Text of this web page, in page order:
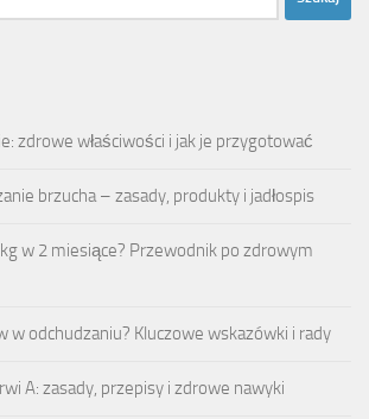
zdrowe właściwości i jak je przygotować
brzucha – zasady, produkty i jadłospis
w 2 miesiące? Przewodnik po zdrowym
w odchudzaniu? Kluczowe wskazówki i rady
A: zasady, przepisy i zdrowe nawyki